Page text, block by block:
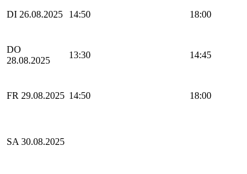
DI 26.08.2025 14:50 18:00
DO
28.08.2025
13:30 14:45
FR 29.08.2025 14:50 18:00
SA 30.08.2025